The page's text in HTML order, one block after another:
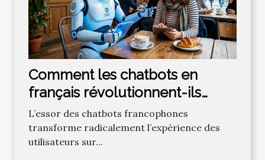
Comment les chatbots en
français révolutionnent-ils
l'interaction en ligne ?
L’essor des chatbots francophones
transforme radicalement l’expérience des
utilisateurs sur...